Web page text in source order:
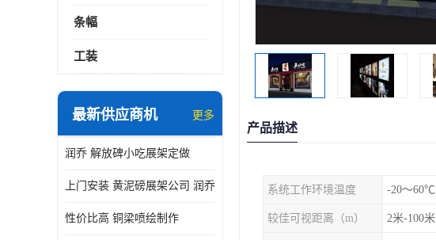
条幅
工装
最新供应商机 更多
润乔 解放碑小吃展架定做
上门安装 黄泥磅展架公司 润乔
性价比高 铜梁喷绘制作
产品描述
系统工作环境温度 -20～60℃
较佳可视距离（m） 2米-100米